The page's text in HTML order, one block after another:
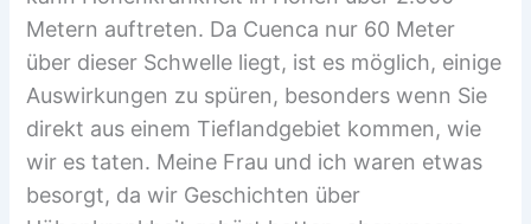
Metern auftreten. Da Cuenca nur 60 Meter
über dieser Schwelle liegt, ist es möglich, einige
Auswirkungen zu spüren, besonders wenn Sie
direkt aus einem Tieflandgebiet kommen, wie
wir es taten. Meine Frau und ich waren etwas
besorgt, da wir Geschichten über